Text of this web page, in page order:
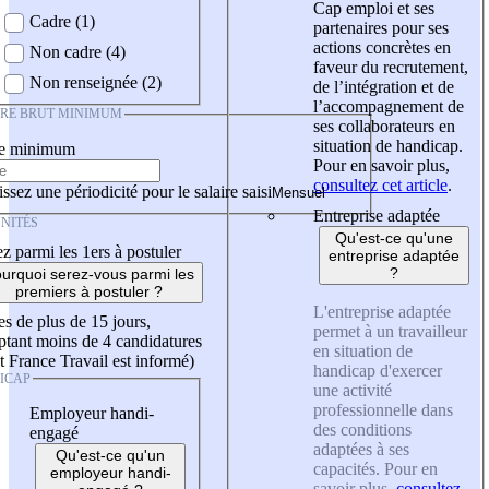
Cadre (1)
Non cadre (4)
Non renseignée (2)
BRUT MINIMUM
minimum
une périodicité pour le salaire saisi
parmi les 1ers à postuler
serez-vous parmi les
premiers à postuler ?
de plus de 15 jours,
moins de 4 candidatures
France Travail est informé)
Employeur handi-
engagé
Qu'est-ce qu'un
employeur handi-
Cap emploi et ses
partenaires pour ses
actions concrètes en
faveur du recrutement,
de l’intégration et de
l’accompagnement de
ses collaborateurs en
situation de handicap.
Pour en savoir plus,
consultez cet article.
Entreprise adaptée
Qu'est-ce qu'une
entreprise adaptée
?
L'entreprise adaptée
permet à un travailleur
en situation de
handicap d'exercer
une activité
professionnelle dans
des conditions
adaptées à ses
capacités. Pour en